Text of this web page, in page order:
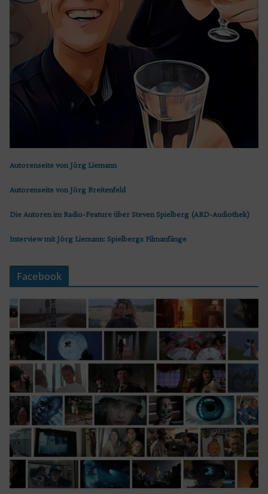
Autorenseite von Jörg Liemann
Autorenseite von Jörg Breitenfeld
Die Autoren im Radio-Feature über Steven Spielberg (ARD-Audiothek)
Interview mit Jörg Liemann: Spielbergs Filmanfänge
Facebook